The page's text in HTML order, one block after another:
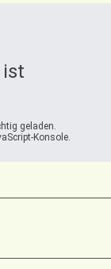
ist
geladen.
Konsole.